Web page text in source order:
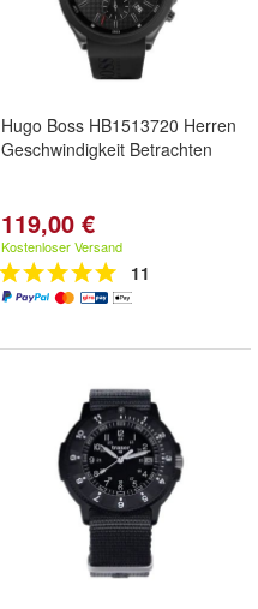
Hugo Boss HB1513720 Herren
Geschwindigkeit Betrachten
119,00 €
Kostenloser Versand
11